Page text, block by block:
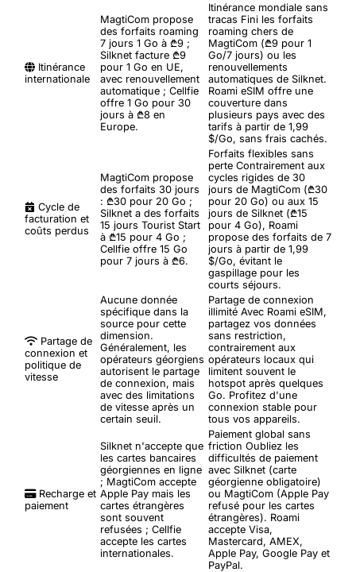
Itinérance
internationale
MagtiCom propose
des forfaits roaming
7 jours 1 Go à ₾9 ;
Silknet facture ₾9
pour 1 Go en UE,
avec renouvellement
automatique ; Cellfie
offre 1 Go pour 30
jours à ₾8 en
Europe.
Itinérance mondiale sans
tracas Fini les forfaits
roaming chers de
MagtiCom (₾9 pour 1
Go/7 jours) ou les
renouvellements
automatiques de Silknet.
Roami eSIM offre une
couverture dans
plusieurs pays avec des
tarifs à partir de 1,99
$/Go, sans frais cachés.
Cycle de
facturation et
coûts perdus
MagtiCom propose
des forfaits 30 jours
: ₾30 pour 20 Go ;
Silknet a des forfaits
15 jours Tourist Start
à ₾15 pour 4 Go ;
Cellfie offre 15 Go
pour 7 jours à ₾6.
Forfaits flexibles sans
perte Contrairement aux
cycles rigides de 30
jours de MagtiCom (₾30
pour 20 Go) ou aux 15
jours de Silknet (₾15
pour 4 Go), Roami
propose des forfaits de 7
jours à partir de 1,99
$/Go, évitant le
gaspillage pour les
courts séjours.
Partage de
connexion et
politique de
vitesse
Aucune donnée
spécifique dans la
source pour cette
dimension.
Généralement, les
opérateurs géorgiens
autorisent le partage
de connexion, mais
avec des limitations
de vitesse après un
certain seuil.
Partage de connexion
illimité Avec Roami eSIM,
partagez vos données
sans restriction,
contrairement aux
opérateurs locaux qui
limitent souvent le
hotspot après quelques
Go. Profitez d'une
connexion stable pour
tous vos appareils.
Recharge et
paiement
Silknet n'accepte que
les cartes bancaires
géorgiennes en ligne
; MagtiCom accepte
Apple Pay mais les
cartes étrangères
sont souvent
refusées ; Cellfie
accepte les cartes
internationales.
Paiement global sans
friction Oubliez les
difficultés de paiement
avec Silknet (carte
géorgienne obligatoire)
ou MagtiCom (Apple Pay
refusé pour les cartes
étrangères). Roami
accepte Visa,
Mastercard, AMEX,
Apple Pay, Google Pay et
PayPal.